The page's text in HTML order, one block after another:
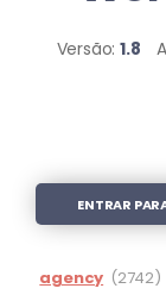
Versão: 1.8
ENTRAR
agency (2742)